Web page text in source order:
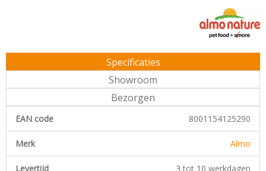
Specificaties
Showroom
Bezorgen
EAN code 8001154125290
Merk Almo
Levertijd 3 tot 10 werkdagen